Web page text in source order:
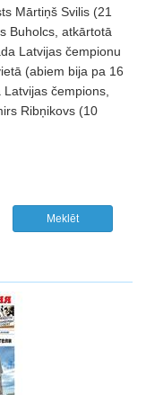
Mārtiņš Svilis (21
Buholcs, atkārtotā
Latvijas čempionu
(abiem bija pa 16
čempions,
Ribņikovs (10